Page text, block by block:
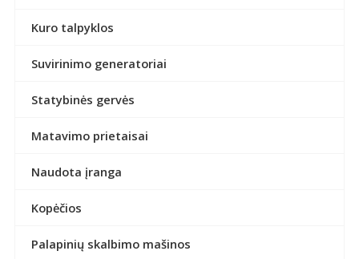
Kuro talpyklos
Suvirinimo generatoriai
Statybinės gervės
Matavimo prietaisai
Naudota įranga
Kopėčios
Palapinių skalbimo mašinos